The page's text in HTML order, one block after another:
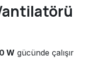
W gücünde çalışır